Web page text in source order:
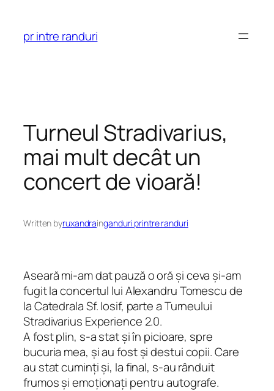
content
pr intre randuri
Turneul Stradivarius,
mai mult decât un
concert de vioară!
Written byruxandrainganduri printre randuri
Aseară mi-am dat pauză o oră și ceva și-am
fugit la concertul lui Alexandru Tomescu de
la Catedrala Sf. Iosif, parte a Turneului
Stradivarius Experience 2.0.
A fost plin, s-a stat și în picioare, spre
bucuria mea, și au fost și destui copii. Care
au stat cuminți și, la final, s-au rânduit
frumos și emoționați pentru autografe.